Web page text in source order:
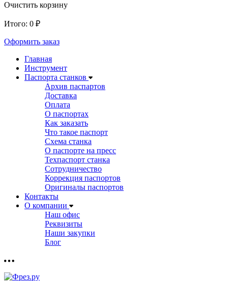
Очистить корзину
Итого: 0 ₽
Оформить заказ
Главная
Инструмент
Паспорта станков
Архив паспартов
Доставка
Оплата
О паспортах
Как заказать
Что такое паспорт
Схема станка
О паспорте на пресс
Техпаспорт станка
Сотрудничество
Коррекция паспортов
Оригиналы паспортов
Контакты
О компании
Наш офис
Реквизиты
Наши закупки
Блог